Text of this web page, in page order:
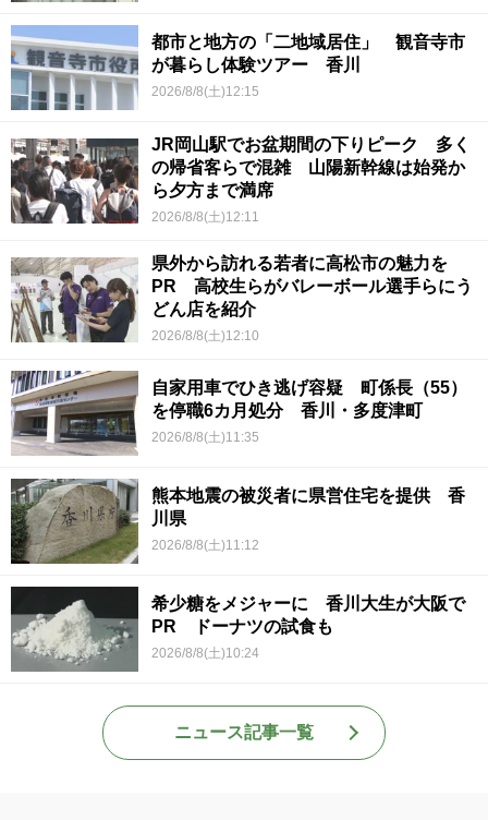
都市と地方の「二地域居住」 観音寺市
が暮らし体験ツアー 香川
2026/8/8(土)12:15
JR岡山駅でお盆期間の下りピーク 多く
の帰省客らで混雑 山陽新幹線は始発か
ら夕方まで満席
2026/8/8(土)12:11
県外から訪れる若者に高松市の魅力を
PR 高校生らがバレーボール選手らにう
どん店を紹介
2026/8/8(土)12:10
自家用車でひき逃げ容疑 町係長（55）
を停職6カ月処分 香川・多度津町
2026/8/8(土)11:35
熊本地震の被災者に県営住宅を提供 香
川県
2026/8/8(土)11:12
希少糖をメジャーに 香川大生が大阪で
PR ドーナツの試食も
2026/8/8(土)10:24
ニュース記事一覧